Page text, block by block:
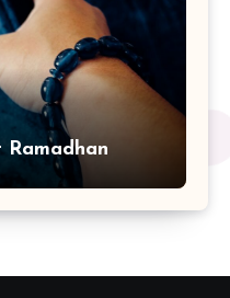
Ramadhan